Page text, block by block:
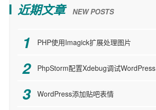
近期文章 NEW POSTS
PHP使用Imagick扩展处理图片
PhpStorm配置Xdebug调试WordPress
WordPress添加贴吧表情